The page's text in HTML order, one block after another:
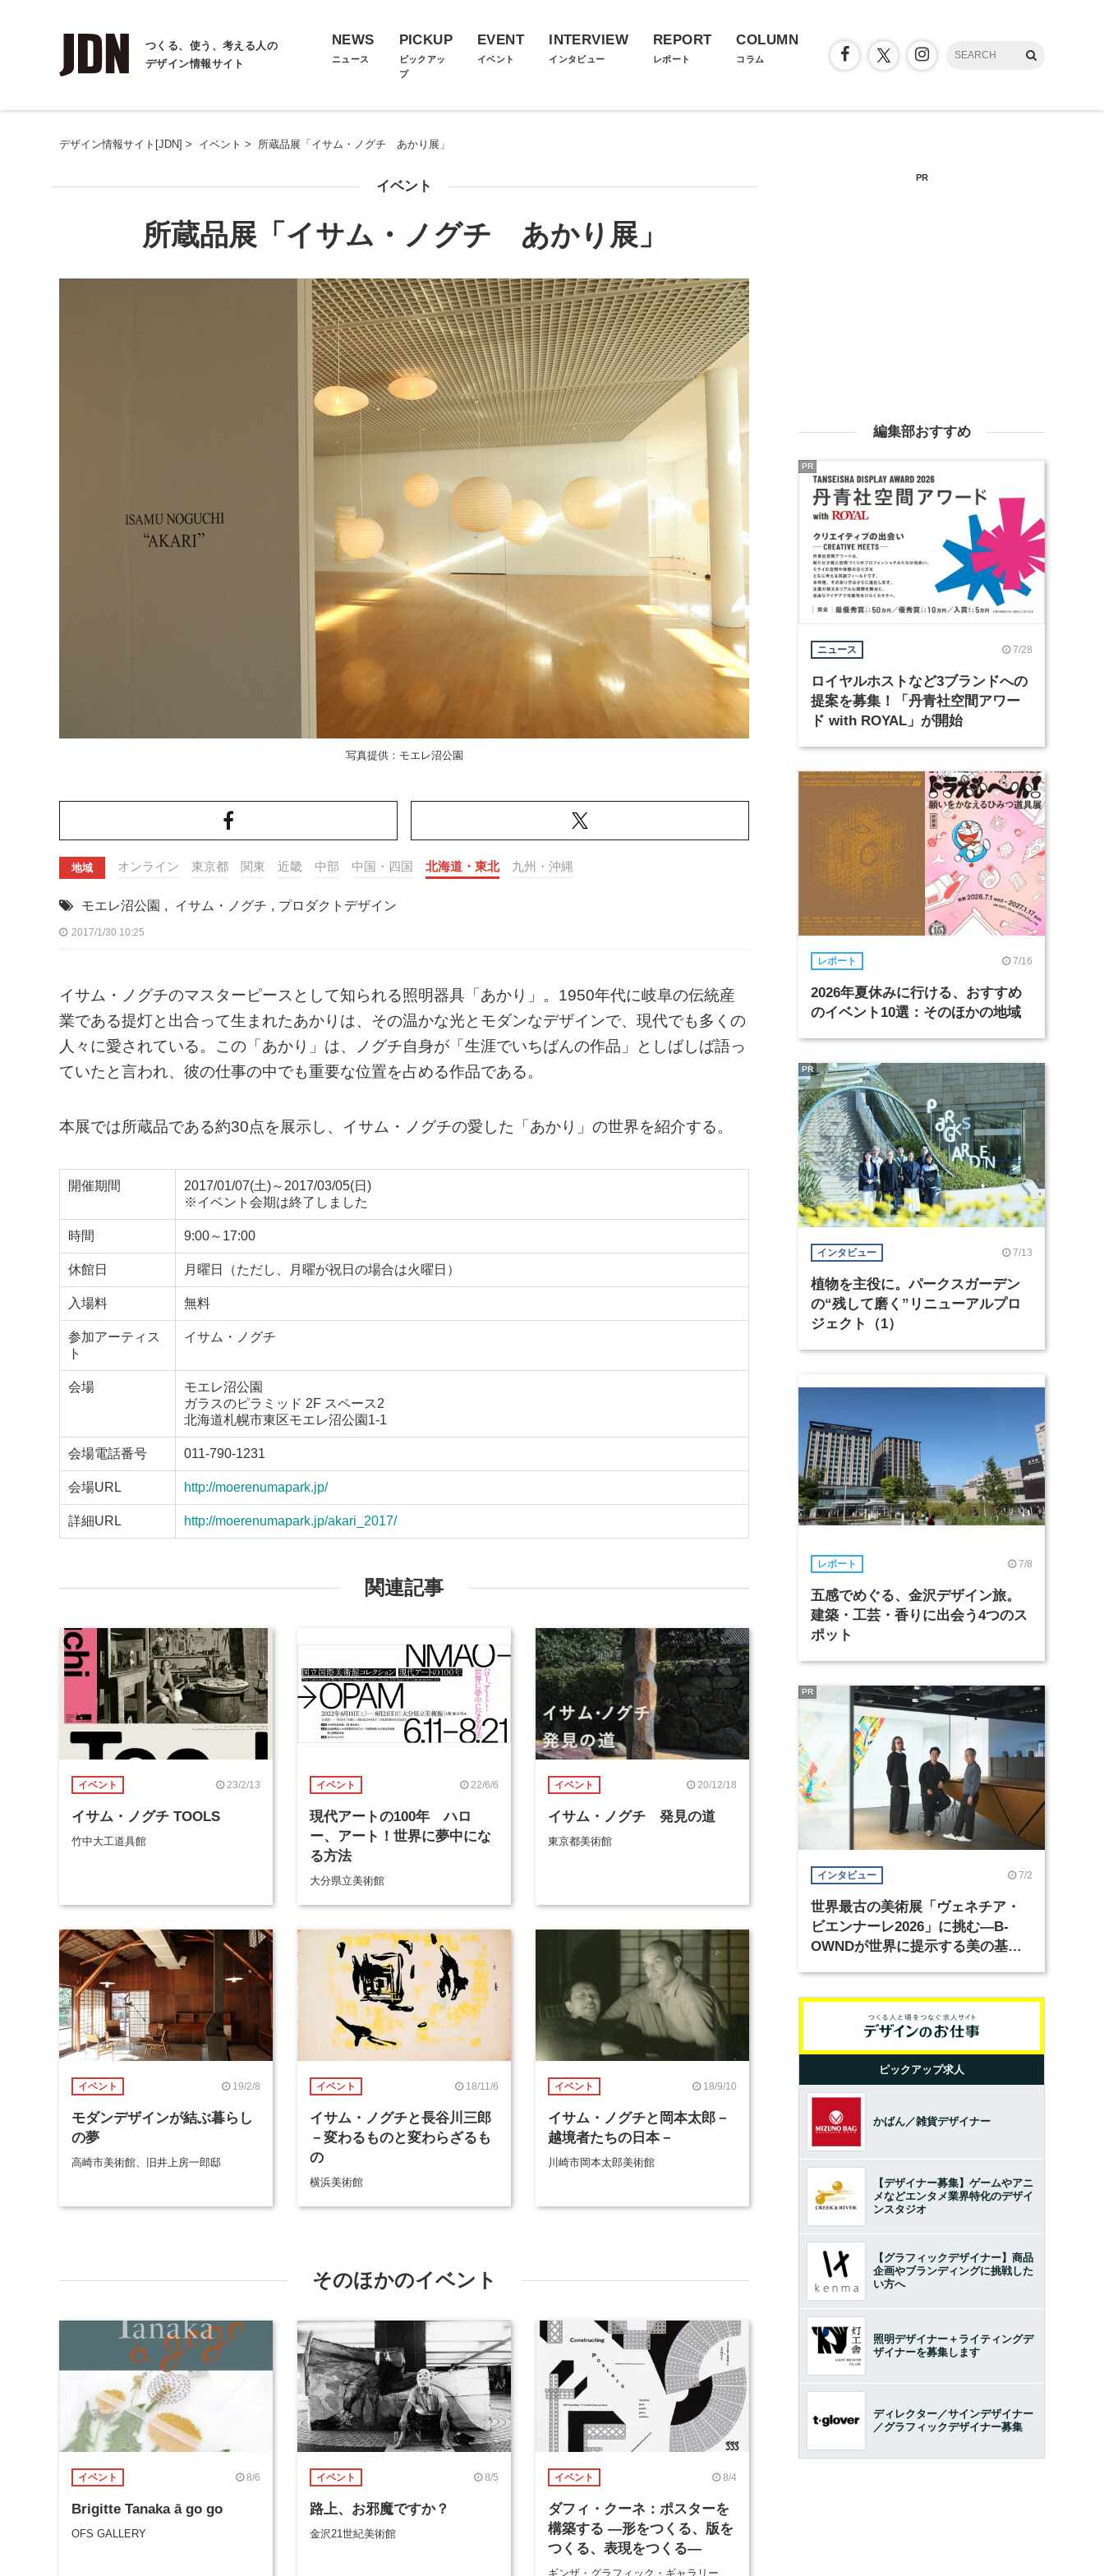
つくる、使う、考える人の
デザイン情報サイト
NEWS
ニュース
PICKUP
ピックアッ
プ
EVENT
イベント
INTERVIEW
インタビュー
REPORT
レポート
COLUMN
コラム
デザイン情報サイト[JDN] > イベント > 所蔵品展「イサム・ノグチ あかり展」
イベント
所蔵品展「イサム・ノグチ あかり展」
写真提供：モエレ沼公園
地域 オンライン 東京都 関東 近畿 中部 中国・四国 北海道・東北 九州・沖縄
モエレ沼公園 , イサム・ノグチ , プロダクトデザイン
2017/1/30 10:25
イサム・ノグチのマスターピースとして知られる照明器具「あかり」。1950年代に岐阜の伝統産
業である提灯と出合って生まれたあかりは、その温かな光とモダンなデザインで、現代でも多くの
人々に愛されている。この「あかり」は、ノグチ自身が「生涯でいちばんの作品」としばしば語っ
ていたと言われ、彼の仕事の中でも重要な位置を占める作品である。
本展では所蔵品である約30点を展示し、イサム・ノグチの愛した「あかり」の世界を紹介する。
開催期間
2017/01/07(土)～2017/03/05(日)
※イベント会期は終了しました
時間 9:00～17:00
休館日 月曜日（ただし、月曜が祝日の場合は火曜日）
入場料 無料
参加アーティス
ト
イサム・ノグチ
会場
モエレ沼公園
ガラスのピラミッド 2F スペース2
北海道札幌市東区モエレ沼公園1-1
会場電話番号 011-790-1231
会場URL http://moerenumapark.jp/
詳細URL http://moerenumapark.jp/akari_2017/
関連記事
イベント 23/2/13
イサム・ノグチ TOOLS
竹中大工道具館
イベント 22/6/6
現代アートの100年 ハロ
ー、アート！世界に夢中にな
る方法
大分県立美術館
イベント 20/12/18
イサム・ノグチ 発見の道
東京都美術館
イベント 19/2/8
モダンデザインが結ぶ暮らし
の夢
高崎市美術館、旧井上房一郎邸
イベント 18/11/6
イサム・ノグチと長谷川三郎
－変わるものと変わらざるも
の
横浜美術館
イベント 18/9/10
イサム・ノグチと岡本太郎－
越境者たちの日本－
川崎市岡本太郎美術館
そのほかのイベント
イベント 8/6
Brigitte Tanaka ā go go
OFS GALLERY
イベント 8/5
路上、お邪魔ですか？
金沢21世紀美術館
イベント 8/4
ダフィ・クーネ：ポスターを
構築する ―形をつくる、版を
つくる、表現をつくる―
ギンザ・グラフィック・ギャラリー
PR
編集部おすすめ
ニュース 7/28
ロイヤルホストなど3ブランドへの
提案を募集！「丹青社空間アワー
ド with ROYAL」が開始
PR
レポート 7/16
2026年夏休みに行ける、おすすめ
のイベント10選：そのほかの地域
インタビュー 7/13
植物を主役に。パークスガーデン
の“残して磨く”リニューアルプロ
ジェクト（1）
PR
レポート 7/8
五感でめぐる、金沢デザイン旅。
建築・工芸・香りに出会う4つのス
ポット
インタビュー 7/2
世界最古の美術展「ヴェネチア・
ビエンナーレ2026」に挑む―B-
OWNDが世界に提示する美の基準
PR
ピックアップ求人
かばん／雑貨デザイナー
【デザイナー募集】ゲームやアニ
メなどエンタメ業界特化のデザイ
ンスタジオ
【グラフィックデザイナー】商品
企画やブランディングに挑戦した
い方へ
照明デザイナー＋ライティングデ
ザイナーを募集します
ディレクター／サインデザイナー
／グラフィックデザイナー募集